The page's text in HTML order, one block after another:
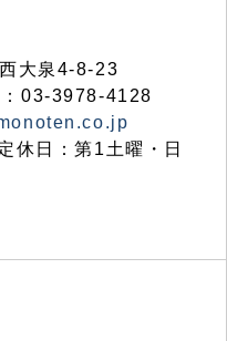
大泉4-8-23
03-3978-4128
休日：第1土曜・日